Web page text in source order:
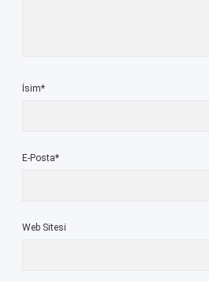
İsim*
E-Posta*
Web Sitesi